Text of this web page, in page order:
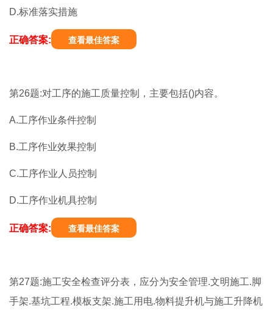
D.标准落实措施
正确答案: 查看最佳答案
第26题:对工序的施工质量控制，主要包括()内容。
A.工序作业条件控制
B.工序作业效果控制
C.工序作业人员控制
D.工序作业机具控制
正确答案: 查看最佳答案
第27题:施工安全检查评分表，应分为安全管理.文明施工.脚
手架.基坑工程.模板支架.施工用电.物料提升机与施工升降机